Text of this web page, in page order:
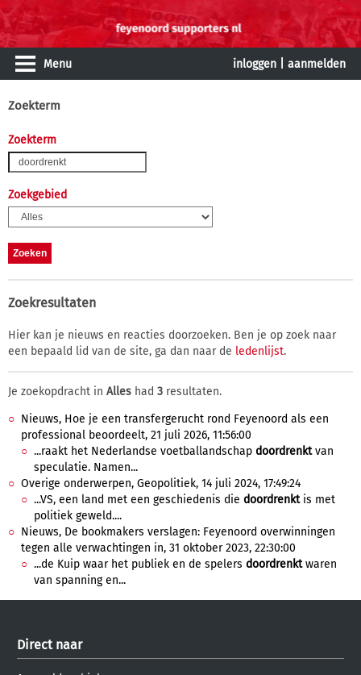
Menu inloggen aanmelden
Zoekterm
Zoekterm
Zoekgebied
Zoekresultaten
Hier kan je nieuws en reacties doorzoeken. Ben je op zoek naar
een bepaald lid van de site, ga dan naar de ledenlijst.
Je zoekopdracht in Alles had 3 resultaten.
Nieuws, Hoe je een transfergerucht rond Feyenoord als een
professional beoordeelt, 21 juli 2026, 11:56:00
...raakt het Nederlandse voetballandschap doordrenktvan
speculatie. Namen...
Overige onderwerpen, Geopolitiek, 14 juli 2024, 17:49:24
...VS, een land met een geschiedenis die doordrenktis met
politiek geweld....
Nieuws, De bookmakers verslagen: Feyenoord overwinningen
tegen alle verwachtingen in, 31 oktober 2023, 22:30:00
...de Kuip waar het publiek en de spelers doordrenktwaren
van spanning en...
Direct naar